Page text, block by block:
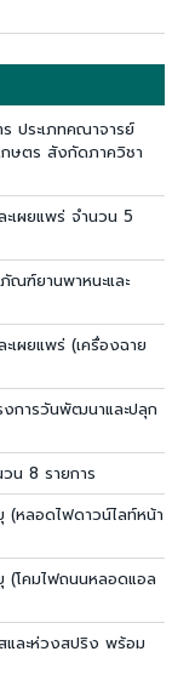
ประเภทคณาจารย์
กษตร สังกัดภาควิชา
เผยแพร่ จำนวน 5
ณฑ์ยานพาหนะและ
เผยแพร่ (เครื่องฉาย
งการวันพัฒนาและปลุก
น 8 รายการ
(หลอดไฟดาวน์ไลท์หน้า
(โคมไฟถนนหลอดแอล
และห่วงสปริง พร้อม